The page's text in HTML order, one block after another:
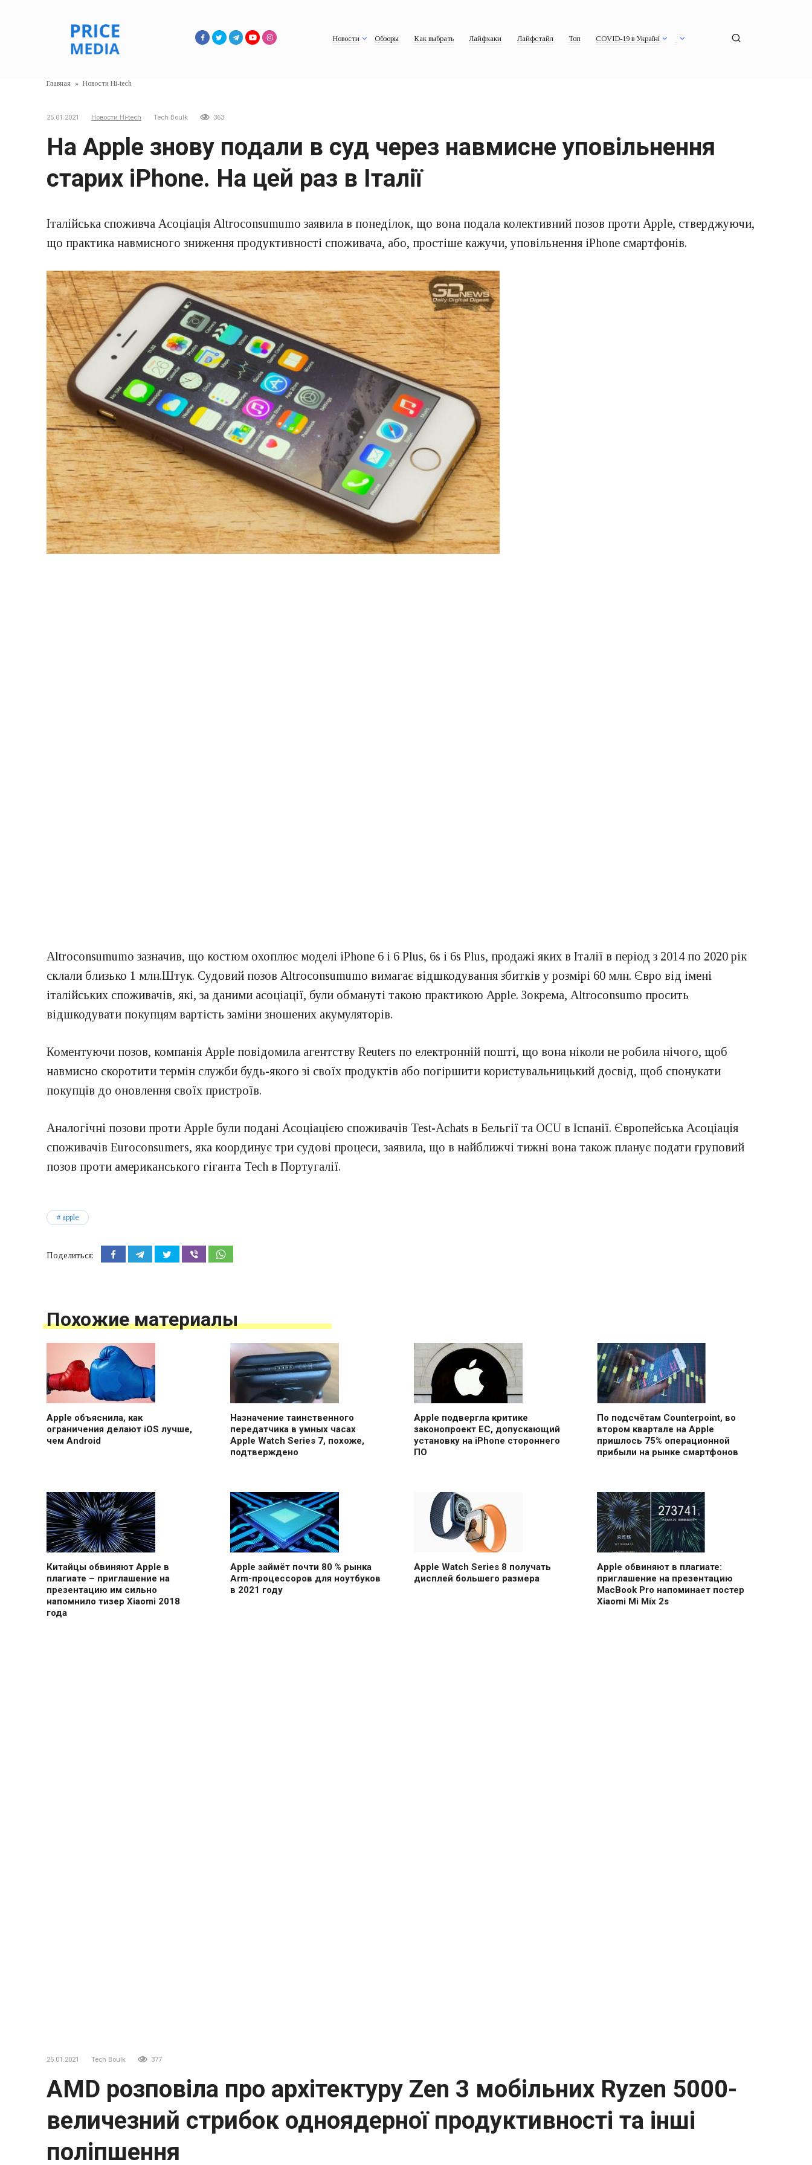
Новости Обзоры Как выбрать Лайфхаки Лайфстайл Топ COVID-19 в Україні
Главная » Новости Hi-tech
25.01.2021 Новости Hi-tech Tech Boulk 363
На Apple знову подали в суд через навмисне уповільнення
старих iPhone. На цей раз в Італії
Італійська споживча Асоціація Altroconsumumo заявила в понеділок, що вона подала колективний позов проти Apple, стверджуючи,
що практика навмисного зниження продуктивності споживача, або, простіше кажучи, уповільнення iPhone смартфонів.
Altroconsumumo зазначив, що костюм охоплює моделі iPhone 6 і 6 Plus, 6s і 6s Plus, продажі яких в Італії в період з 2014 по 2020 рік
склали близько 1 млн.Штук. Судовий позов Altroconsumumo вимагає відшкодування збитків у розмірі 60 млн. Євро від імені
італійських споживачів, які, за даними асоціації, були обмануті такою практикою Apple. Зокрема, Altroconsumo просить
відшкодувати покупцям вартість заміни зношених акумуляторів.
Коментуючи позов, компанія Apple повідомила агентству Reuters по електронній пошті, що вона ніколи не робила нічого, щоб
навмисно скоротити термін служби будь-якого зі своїх продуктів або погіршити користувальницький досвід, щоб спонукати
покупців до оновлення своїх пристроїв.
Аналогічні позови проти Apple були подані Асоціацією споживачів Test-Achats в Бельгії та OCU в Іспанії. Європейська Асоціація
споживачів Euroconsumers, яка координує три судові процеси, заявила, що в найближчі тижні вона також планує подати груповий
позов проти американського гіганта Tech в Португалії.
apple
Поделиться:
Похожие материалы
Apple объяснила, как
ограничения делают iOS лучше,
чем Android
Назначение таинственного
передатчика в умных часах
Apple Watch Series 7, похоже,
подтверждено
Apple подвергла критике
законопроект ЕС, допускающий
установку на iPhone стороннего
ПО
По подсчётам Counterpoint, во
втором квартале на Apple
пришлось 75% операционной
прибыли на рынке смартфонов
Китайцы обвиняют Apple в
плагиате – приглашение на
презентацию им сильно
напомнило тизер Xiaomi 2018
года
Apple займёт почти 80 % рынка
Arm-процессоров для ноутбуков
в 2021 году
Apple Watch Series 8 получать
дисплей большего размера
Apple обвиняют в плагиате:
приглашение на презентацию
MacBook Pro напоминает постер
Xiaomi Mi Mix 2s
25.01.2021 Tech Boulk 377
AMD розповіла про архітектуру Zen 3 мобільних Ryzen 5000-
величезний стрибок одноядерної продуктивності та інші
поліпшення